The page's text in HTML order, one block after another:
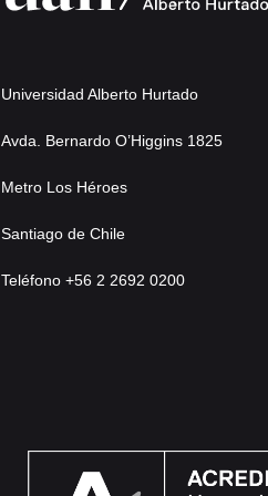
Universidad Alberto Hurtado
Avda. Bernardo O’Higgins 1825
Metro Los Héroes
Santiago de Chile
Teléfono +56 2 2692 0200